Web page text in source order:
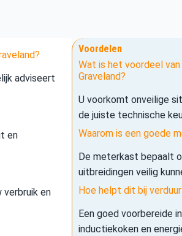
adviseert
en
verbruik en
Voordelen
Wat is het voordeel
Graveland?
U voorkomt onveilige
de juiste technische
Waarom is een goede
De meterkast bepaalt
uitbreidingen veilig
Hoe helpt dit bij
Een goed voorbereide
inductiekoken en